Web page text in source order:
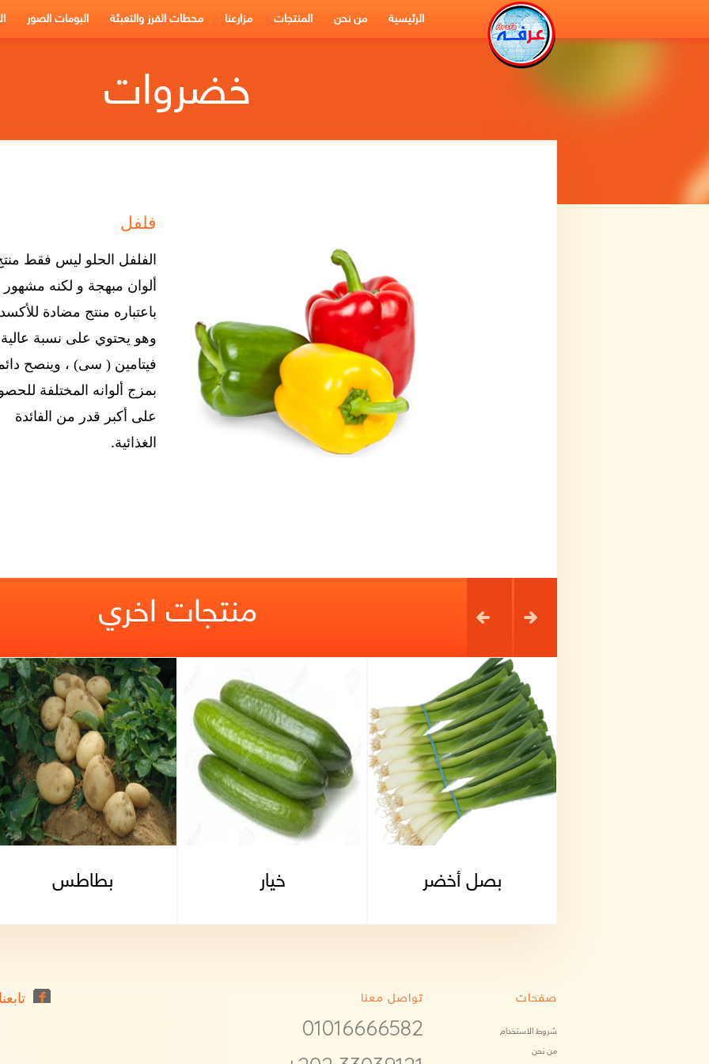
الرئيسية من نحن المنتجات مزارعنا محطات الفرز والتعبئة البومات الصور
خضروات
فلفل
الفلفل الحلو ليس فقط
ألوان مبهجة و لكنه مشهور
باعتباره منتج مضادة
وهو يحتوي على نسبة
فيتامين ( سى) ، وينصح
بمزج ألوانه المختلفة
على أكبر قدر من الفائدة
الغذائية.
منتجات اخري
بطاطس خيار بصل أخضر
صفحات
شروط الاستخدام
من نحن
تواصل معنا
01016666582